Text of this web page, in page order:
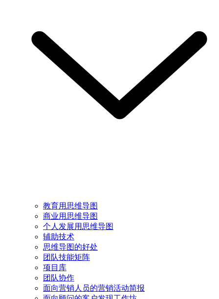
教育用思维导图
商业用思维导图
个人发展用思维导图
辅助技术
思维导图的好处
团队技能矩阵
项目库
团队协作
面向营销人员的营销活动简报